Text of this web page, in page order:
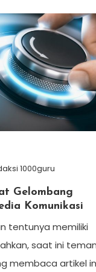
1000guru
Gelombang
Komunikasi
tentunya memiliki
saat ini
membaca artikel